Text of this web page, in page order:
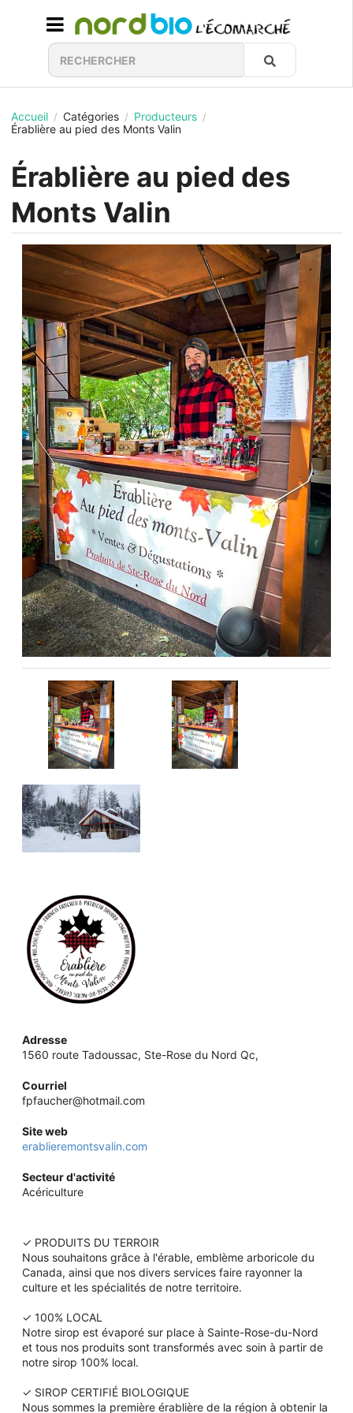
Accueil / Catégories / Producteurs /
Érablière au pied des Monts Valin
Érablière au pied des
Monts Valin
Adresse
1560 route Tadoussac, Ste-Rose du Nord Qc,
Courriel
fpfaucher@hotmail.com
Site web
erablieremontsvalin.com
Secteur d'activité
Acériculture
✓ PRODUITS DU TERROIR
Nous souhaitons grâce à l'érable, emblème arboricole du
Canada, ainsi que nos divers services faire rayonner la
culture et les spécialités de notre territoire.
✓ 100% LOCAL
Notre sirop est évaporé sur place à Sainte-Rose-du-Nord
et tous nos produits sont transformés avec soin à partir de
notre sirop 100% local.
✓ SIROP CERTIFIÉ BIOLOGIQUE
Nous sommes la première érablière de la région à obtenir la